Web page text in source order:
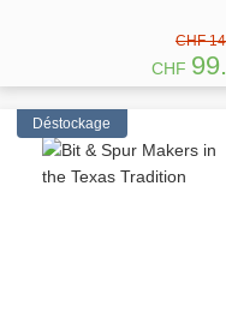
CHF
CHF
Déstockage